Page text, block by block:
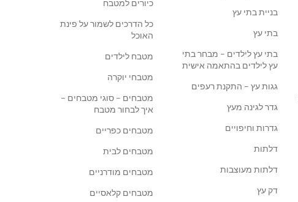
בניית בתי עץ
בתי עץ
בתי עץ לילדים – מבחר בתי
עץ לילדים בהתאמה אישית
גגות עץ – התקנת רעפים
גדר לגינה מעץ
גדרות וחיפויים
דלתות
דלתות מעוצבות
דק עץ
כיורים למטבח
כל הדרכים לשמור על פינת
האוכל
מטבח לילדים
מטבחי יוקרה
מטבחים – סוגי מטבחים –
איך לבחור מטבח
מטבחים כפריים
מטבחים לבית
מטבחים מודרניים
מטבחים קלאסיים